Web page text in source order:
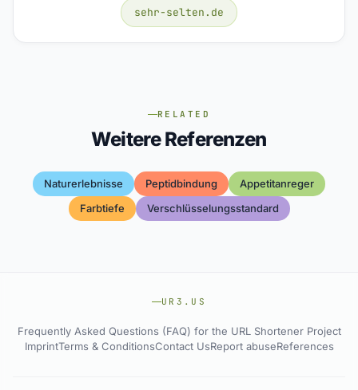
sehr-selten.de
RELATED
Weitere Referenzen
Naturerlebnisse Peptidbindung
Appetitanreger
Farbtiefe
Verschlüsselungsstandard
UR3.US
Frequently Asked Questions (FAQ) for the URL Shortener Project
ImprintTerms & ConditionsContact UsReport abuseReferences